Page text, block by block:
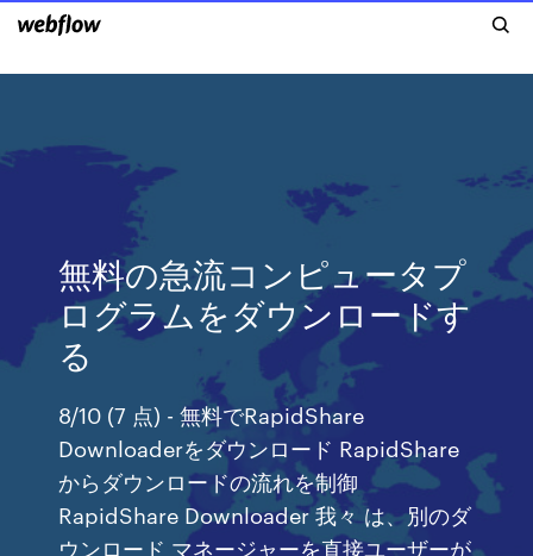
無料の急流コンピュータプ
ログラムをダウンロードす
る
8/10 (7 点) - 無料でRapidShare
Downloaderをダウンロード RapidShare
からダウンロードの流れを制御
RapidShare Downloader 我々 は、別のダ
ウンロード マネージャーを直接ユーザーが